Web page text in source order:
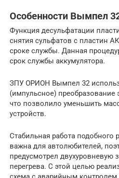
Особенности Вымпел
Функция десульфатации
снятия сульфатов с пластин
сроке службы. Данная
срок службы аккумулятора.
ЗПУ ОРИОН Вымпел 32
(импульсное) преобразование
что позволило уменьшить
устройств.
Стабильная работа подобного
важна для автолюбителей,
предусмотрел двухуровневую
перегрева. С этой целью